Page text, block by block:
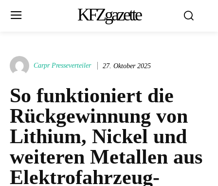
KFZgazette
Carpr Presseverteiler 27. Oktober 2025
So funktioniert die
Rückgewinnung von
Lithium, Nickel und
weiteren Metallen aus
Elektrofahrzeug-